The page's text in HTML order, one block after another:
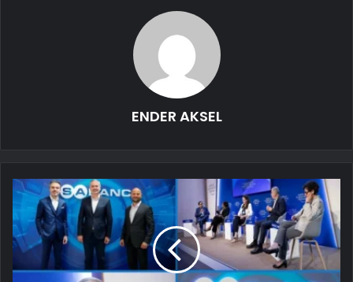
ENDER AKSEL